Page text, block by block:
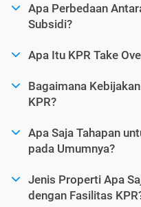
Apa Perbedaan
Subsidi?
Apa Itu KPR Take
Bagaimana
KPR?
Apa Saja Tahapan
pada Umumnya?
Jenis Properti Apa
dengan Fasilitas